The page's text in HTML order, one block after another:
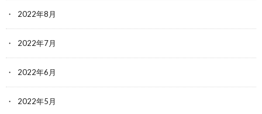
2022年8月
2022年7月
2022年6月
2022年5月